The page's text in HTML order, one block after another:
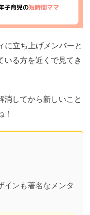
に立ち上げメンバーと
いる方を近くで見てき
消してから新しいこと
インも著名なメンタ